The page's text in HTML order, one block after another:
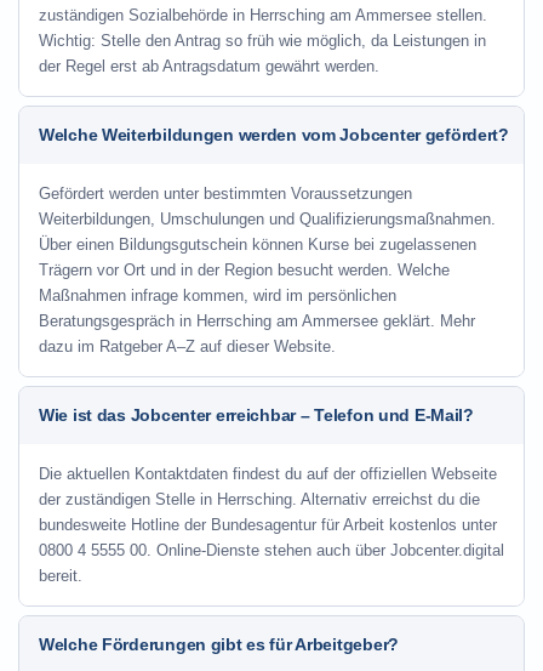
zuständigen Sozialbehörde in Herrsching am Ammersee stellen.
Wichtig: Stelle den Antrag so früh wie möglich, da Leistungen in
der Regel erst ab Antragsdatum gewährt werden.
Welche Weiterbildungen werden vom Jobcenter gefördert?
Gefördert werden unter bestimmten Voraussetzungen
Weiterbildungen, Umschulungen und Qualifizierungsmaßnahmen.
Über einen Bildungsgutschein können Kurse bei zugelassenen
Trägern vor Ort und in der Region besucht werden. Welche
Maßnahmen infrage kommen, wird im persönlichen
Beratungsgespräch in Herrsching am Ammersee geklärt. Mehr
dazu im Ratgeber A–Z auf dieser Website.
Wie ist das Jobcenter erreichbar – Telefon und E-Mail?
Die aktuellen Kontaktdaten findest du auf der offiziellen Webseite
der zuständigen Stelle in Herrsching. Alternativ erreichst du die
bundesweite Hotline der Bundesagentur für Arbeit kostenlos unter
0800 4 5555 00. Online-Dienste stehen auch über Jobcenter.digital
bereit.
Welche Förderungen gibt es für Arbeitgeber?